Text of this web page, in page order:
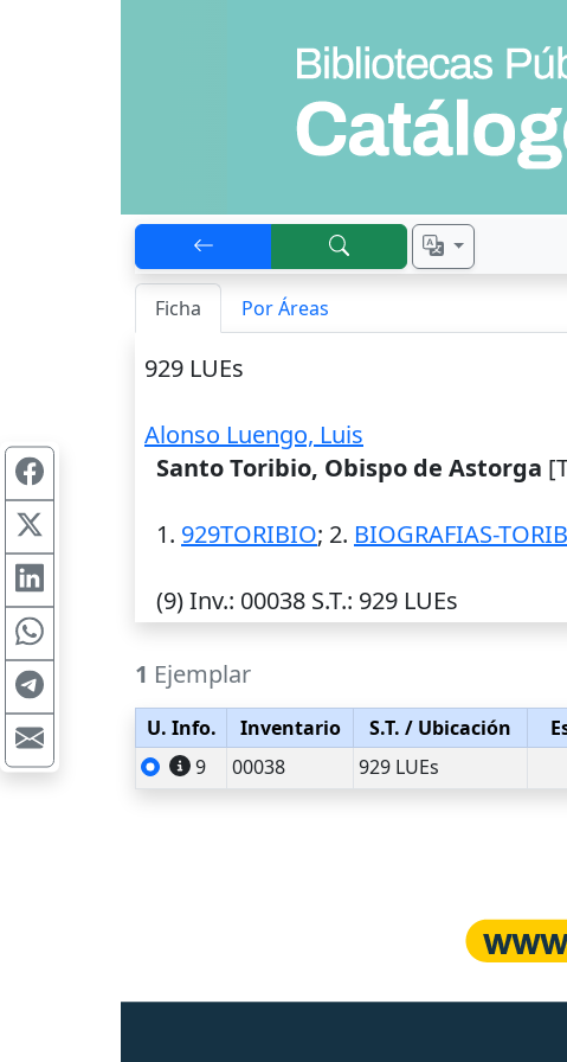
Ficha Por Áreas
929 LUEs
Alonso Luengo, Luis
Santo Toribio, Obispo de Astorga
1. 929TORIBIO; 2. BIOGRAFIAS-
(9)Inv.: 00038 S.T.: 929 LUEs
1 Ejemplar
U. Info. Inventario S.T. / Ubicación
9
00038 929 LUEs